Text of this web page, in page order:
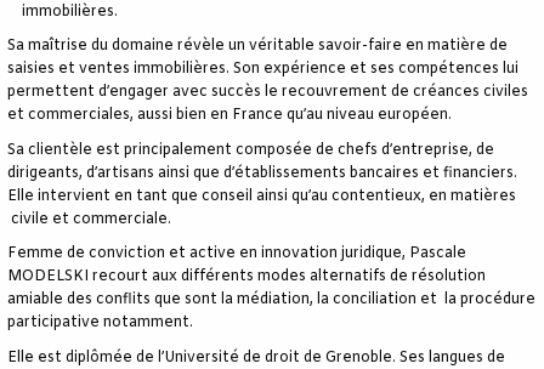
immobilières.
Sa maîtrise du domaine révèle un véritable savoir-faire en matière de
saisies et ventes immobilières. Son expérience et ses compétences lui
permettent d’engager avec succès le recouvrement de créances civiles
et commerciales, aussi bien en France qu’au niveau européen.
Sa clientèle est principalement composée de chefs d’entreprise, de
dirigeants, d’artisans ainsi que d’établissements bancaires et financiers.
Elle intervient en tant que conseil ainsi qu’au contentieux, en matières
civile et commerciale.
Femme de conviction et active en innovation juridique, Pascale
MODELSKI recourt aux différents modes alternatifs de résolution
amiable des conflits que sont la médiation, la conciliation et la procédure
participative notamment.
Elle est diplômée de l’Université de droit de Grenoble. Ses langues de